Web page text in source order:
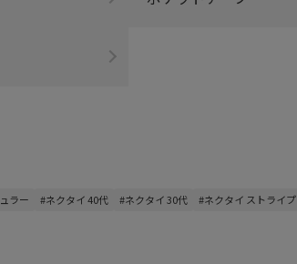
ラー #ネクタイ 40代 #ネクタイ 30代 #ネクタイ ストライプ